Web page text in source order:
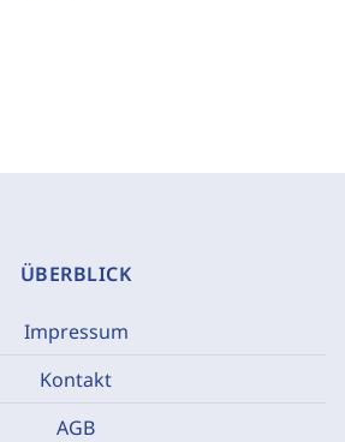
ÜBERBLICK
Impressum
Kontakt
AGB